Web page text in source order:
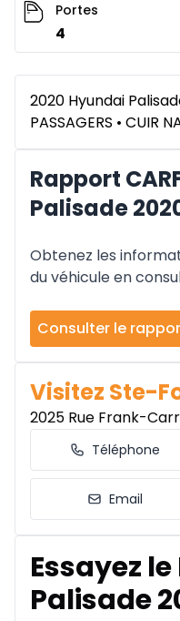
Portes
4
2020 Hyundai
PASSAGERS • CUIR
Rapport
Palisade
Obtenez les
du véhicule en
Consulter le
Visitez Ste-
2025 Rue Frank-
Téléphone
Email
Essayez
Palisade